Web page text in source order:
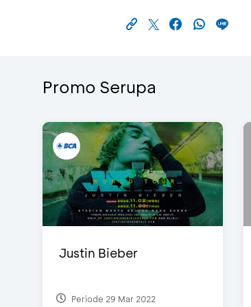
Promo Serupa
Justin Bieber
Periode 29 Mar 2022